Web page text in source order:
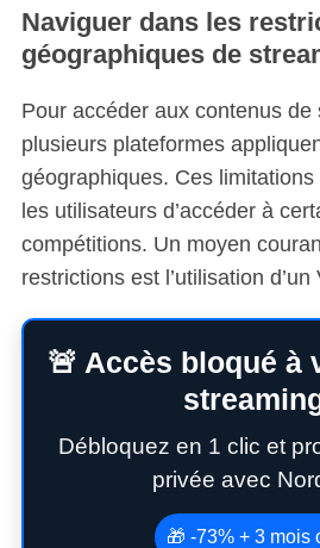
Naviguer dans les
géographiques de
Pour accéder aux contenus de
plusieurs plateformes
géographiques. Ces
les utilisateurs d’accéder à
compétitions. Un moyen
restrictions est l’utilisation d’un
🚨 Accès bloqué à
Débloquez en 1 clic et
privée avec
🎁 -73% + 3 mois